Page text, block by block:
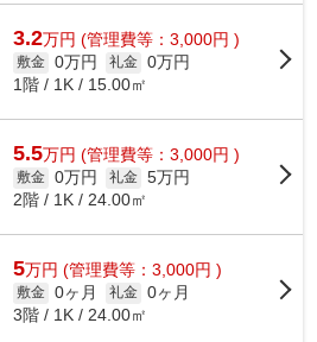
ける物...
3.2万円 (管理費等：3,000円 )
敷金 0万円 礼金 0万円
1階 / 1K / 15.00㎡
5.5万円 (管理費等：3,000円 )
敷金 0万円 礼金 5万円
2階 / 1K / 24.00㎡
5万円 (管理費等：3,000円 )
敷金 0ヶ月 礼金 0ヶ月
3階 / 1K / 24.00㎡